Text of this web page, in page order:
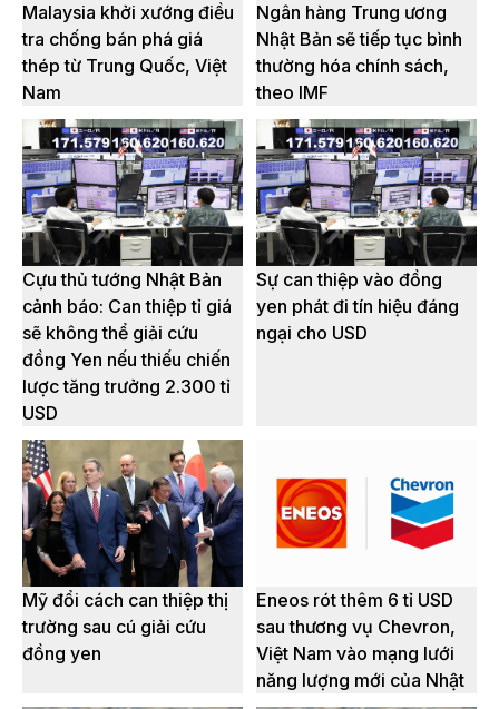
Malaysia khởi xướng điều
tra chống bán phá giá
thép từ Trung Quốc, Việt
Nam
Ngân hàng Trung ương
Nhật Bản sẽ tiếp tục bình
thường hóa chính sách,
theo IMF
Cựu thủ tướng Nhật Bản
cảnh báo: Can thiệp tỉ giá
sẽ không thể giải cứu
đồng Yen nếu thiếu chiến
lược tăng trưởng 2.300 tỉ
USD
Sự can thiệp vào đồng
yen phát đi tín hiệu đáng
ngại cho USD
Mỹ đổi cách can thiệp thị
trường sau cú giải cứu
đồng yen
Eneos rót thêm 6 tỉ USD
sau thương vụ Chevron,
Việt Nam vào mạng lưới
năng lượng mới của Nhật